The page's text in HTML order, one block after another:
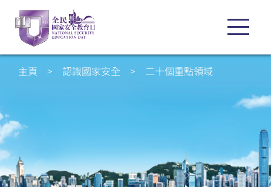
主頁 > 認識國家安全 > 二十個重點領域